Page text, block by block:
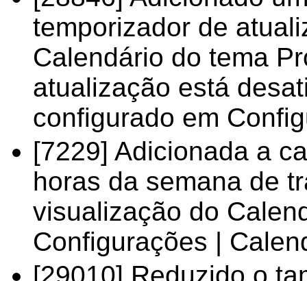
temporizador de
Calendário do tema
atualização está
configurado em
[7229] Adicionada a
horas da semana de
visualização do
Configurações |